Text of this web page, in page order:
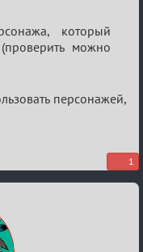
который
можно
персонажей,
1